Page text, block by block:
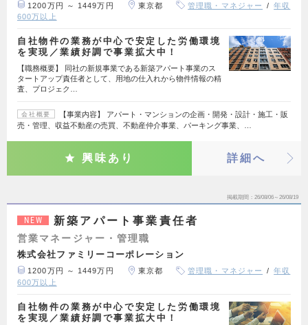
1200万円 ～ 1449万円 東京都 管理職・マネジャー
年収
600万以上
自社物件の業務が中心で安定した労働環境
を実現／業績好調で事業拡大中！
【職務概要】 同社の新規事業である新築アパート事業のス
タートアップ責任者として、用地の仕入れから物件情報の精
査、プロジェク…
会社概要
【事業内容】 アパート・マンションの企画・開発・設計・施工・販
売・管理、収益不動産の売買、不動産仲介事業、パーキング事業、…
興味あり 詳細へ
掲載期間 26/08/06～26/08/19
NEW 新築アパート事業責任者
営業マネージャー・管理職
株式会社ファミリーコーポレーション
1200万円 ～ 1449万円 東京都 管理職・マネジャー
年収
600万以上
自社物件の業務が中心で安定した労働環境
を実現／業績好調で事業拡大中！